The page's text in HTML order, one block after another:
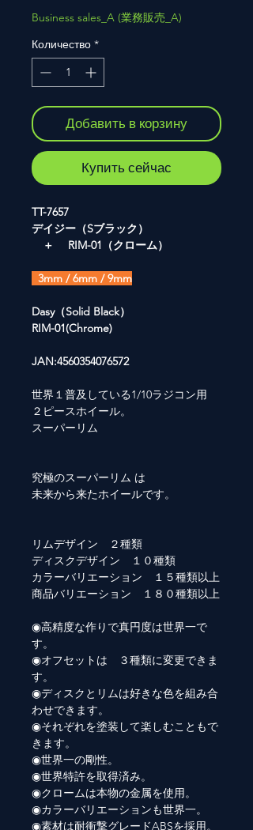
Business sales_A (業務販売_A)
Количество *
Добавить в корзину
Купить сейчас
TT-7657
デイジー（Sブラック）
＋ RIM-01（クローム）
3mm / 6mm / 9mm
Dasy（Solid Black）
RIM-01(Chrome)
JAN:4560354076572
世界１普及している1/10ラジコン用
２ピースホイール。
スーパーリム
究極のスーパーリム は
未来から来たホイールです。
リムデザイン ２種類
ディスクデザイン １０種類
カラーバリエーション １５種類以上
商品バリエーション １８０種類以上
◉高精度な作りで真円度は世界一で
す。
◉オフセットは ３種類に変更できま
す。
◉ディスクとリムは好きな色を組み合
わせできます。
◉それぞれを塗装して楽しむこともで
きます。
◉世界一の剛性。
◉世界特許を取得済み。
◉クロームは本物の金属を使用。
◉カラーバリエーションも世界一。
◉素材は耐衝撃グレードABSを採用。